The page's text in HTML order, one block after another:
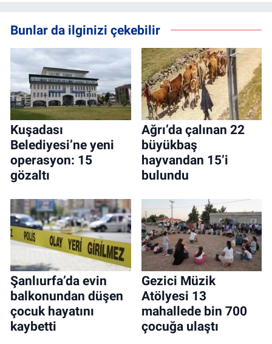
Bunlar da ilginizi çekebilir
Kuşadası
Belediyesi’ne yeni
operasyon: 15
gözaltı
Ağrı’da çalınan 22
büyükbaş
hayvandan 15’i
bulundu
Şanlıurfa’da evin
balkonundan düşen
çocuk hayatını
kaybetti
Gezici Müzik
Atölyesi 13
mahallede bin 700
çocuğa ulaştı